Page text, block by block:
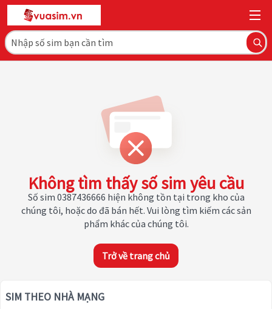
Không tìm thấy số sim yêu cầu
Số sim 0387436666 hiện không tồn tại trong kho của
chúng tôi, hoặc do đã bán hết. Vui lòng tìm kiếm các sản
phẩm khác của chúng tôi.
Trở về trang chủ
SIM THEO NHÀ MẠNG